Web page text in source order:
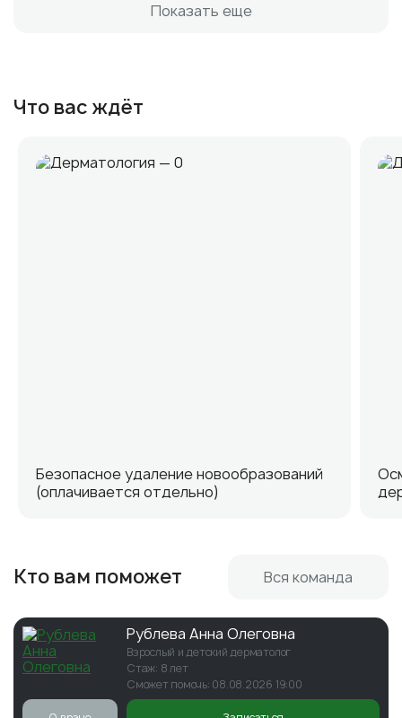
Показать еще
Что вас ждёт
Безопасное удаление новообразований
(оплачивается отдельно)
Кто вам поможет Вся команда
Рублева Анна Олеговна
Взрослый и детский дерматолог
Стаж: 8 лет
Сможет помочь: 08.08.2026 19:00